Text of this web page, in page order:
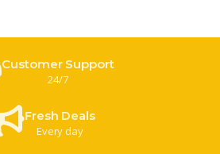
Customer Support
24/7
Fresh Deals
Every day